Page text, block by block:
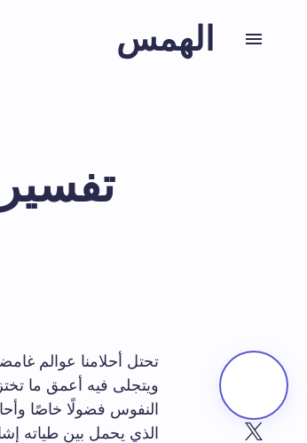
الهمس
تحتل أحلامنا عوالم
ويتجلى فيه أعمق ما
النفوس فضولًا خاصًا
الذي يحمل بين طياته